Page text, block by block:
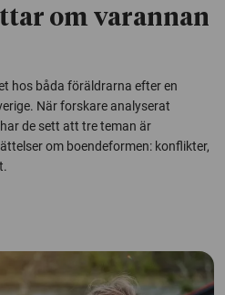
om varannan
hos båda föräldrarna efter en
När forskare analyserat
de sett att tre teman är
om boendeformen: konflikter,